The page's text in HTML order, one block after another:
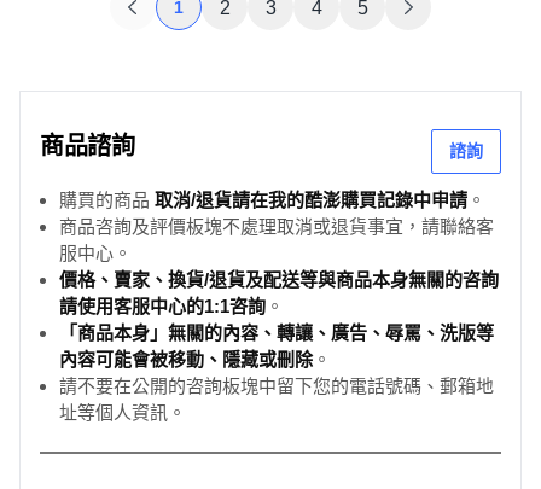
1 2 3 4 5
商品諮詢 諮詢
購買的商品 取消/退貨請在我的酷澎購買記錄中申請 。
商品咨詢及評價板塊不處理取消或退貨事宜，請聯絡客
服中心。
價格、賣家、換貨/退貨及配送等與商品本身無關的咨詢
請使用客服中心的1:1咨詢 。
「商品本身」無關的內容、轉讓、廣告、辱罵、洗版等
內容可能會被移動、隱藏或刪除。
請不要在公開的咨詢板塊中留下您的電話號碼、郵箱地
址等個人資訊。